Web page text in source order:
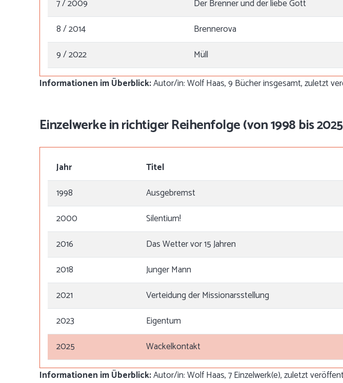
7 / 2009
Der Brenner und der liebe Gott
8 / 2014
Brennerova
9 / 2022
Müll
Informationen im Überblick:Autor/in: Wolf Haas, 9 Bücher insgesamt, zuletzt
Einzelwerke in richtiger Reihenfolge (von 1998 bis
Jahr Titel
1998
Ausgebremst
2000
Silentium!
2016
Das Wetter vor 15 Jahren
2018
Junger Mann
2021
Verteidung der Missionarsstellung
2023
Eigentum
2025
Wackelkontakt
Informationen im Überblick:Autor/in: Wolf Haas, 7 Einzelwerk(e), zuletzt